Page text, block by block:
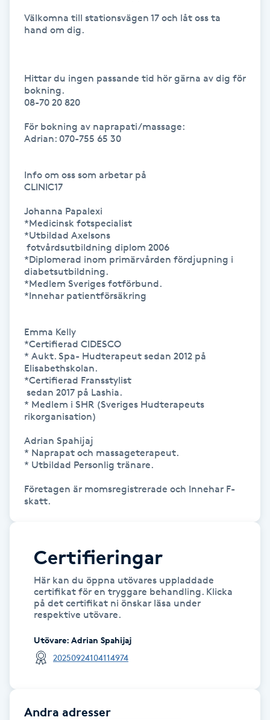
Herrklippning
Hollywood Peel
Hudföryngring
Huduppstramning
Hudvård
Hyaluronsyra
Hypnos
Hårborttagning
Hårbottenbehandling
Hårförlängning
Hårvård
Hälsa
Hälsprickor
Idrottsmassage
IR-massage
Välkomna till stationsvägen 17 och låt oss ta
hand om dig.
Hittar du ingen passande tid hör gärna av dig för
bokning.
08-70 20 820
För bokning av naprapati/massage:
Adrian: 070-755 65 30
Info om oss som arbetar på
CLINIC17
Johanna Papalexi
*Medicinsk fotspecialist
*Utbildad Axelsons
*Diplomerad inom primärvården fördjupning i
diabetsutbildning.
*Medlem Sveriges fotförbund.
*Innehar patientförsäkring
Emma Kelly
*Certifierad CIDESCO
* Aukt. Spa- Hudterapeut sedan 2012 på
Elisabethskolan.
*Certifierad Fransstylist
* Medlem i SHR (Sveriges Hudterapeuts
rikorganisation)
Adrian Spahijaj
* Naprapat och massageterapeut.
* Utbildad Personlig tränare.
Företagen är momsregistrerade och Innehar F-
skatt.
Certifieringar
Här kan du öppna utövares uppladdade
certifikat för en tryggare behandling. Klicka
på det certifikat ni önskar läsa under
respektive utövare.
Utövare: Adrian Spahijaj
20250924104114974
Andra adresser